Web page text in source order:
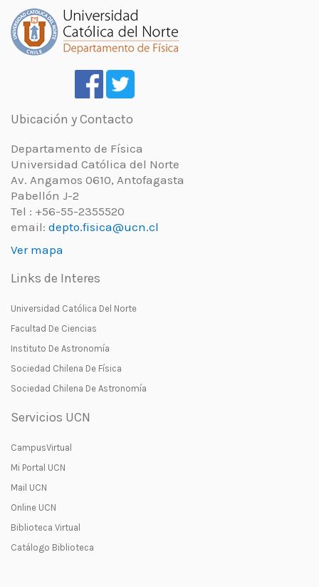
Ubicación y Contacto
Departamento de Física
Universidad Católica del Norte
Av. Angamos 0610, Antofagasta
Pabellón J-2
Tel : +56-55-2355520
email: depto.fisica@ucn.cl
Ver mapa
Links de Interes
Universidad Católica Del Norte
Facultad De Ciencias
Instituto De Astronomía
Sociedad Chilena De Física
Sociedad Chilena De Astronomía
Servicios UCN
CampusVirtual
Mi Portal UCN
Mail UCN
Online UCN
Biblioteca Virtual
Catálogo Biblioteca